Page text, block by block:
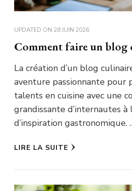
UPDATED ON 28 JUIN 2026
Comment faire un blog
La création d’un blog
aventure passionnante pour
talents en cuisine avec une
grandissante d’internautes à
d’inspiration gastronomique.
LIRE LA SUITE